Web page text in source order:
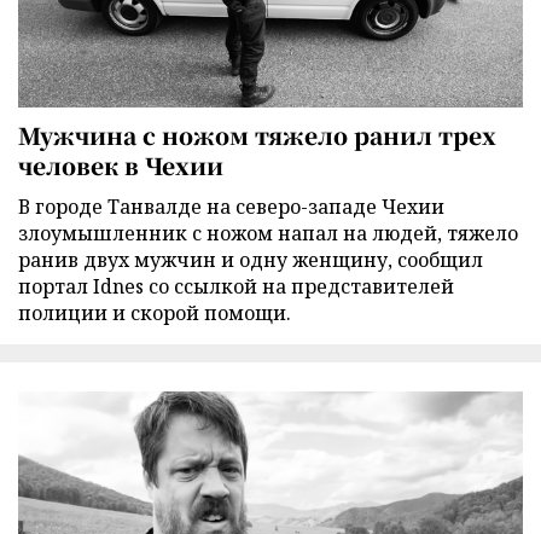
Мужчина с ножом тяжело ранил трех
человек в Чехии
В городе Танвалде на северо-западе Чехии
злоумышленник с ножом напал на людей, тяжело
ранив двух мужчин и одну женщину, сообщил
портал Idnes со ссылкой на представителей
полиции и скорой помощи.